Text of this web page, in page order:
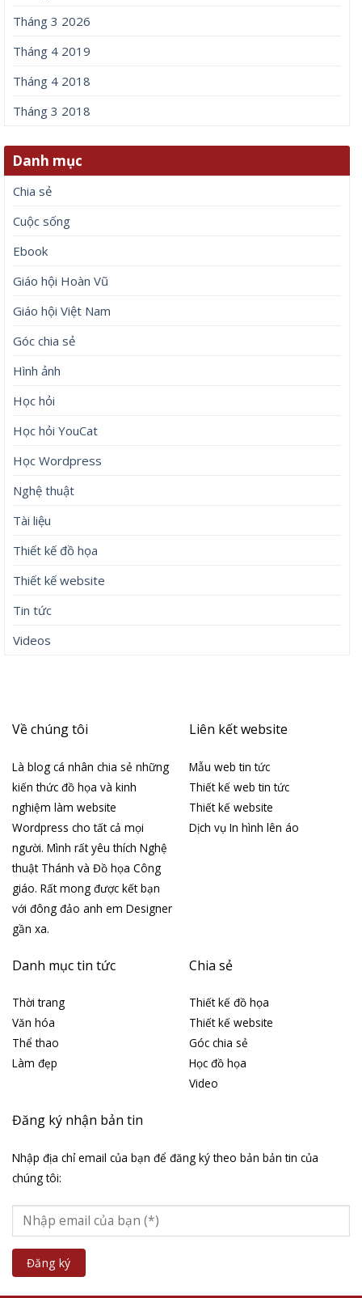
Tháng 3 2026
Tháng 4 2019
Tháng 4 2018
Tháng 3 2018
Danh mục
Chia sẻ
Cuộc sống
Ebook
Giáo hội Hoàn Vũ
Giáo hội Việt Nam
Góc chia sẻ
Hình ảnh
Học hỏi
Học hỏi YouCat
Học Wordpress
Nghệ thuật
Tài liệu
Thiết kế đồ họa
Thiết kế website
Tin tức
Videos
Về chúng tôi
Là blog cá nhân chia sẻ những
kiến thức đồ họa và kinh
nghiệm làm website
Wordpress cho tất cả mọi
người. Mình rất yêu thích Nghệ
thuật Thánh và Đồ họa Công
giáo. Rất mong được kết bạn
với đông đảo anh em Designer
gần xa.
Liên kết website
Mẫu web tin tức
Thiết kế web tin tức
Thiết kế website
Dịch vụ In hình lên áo
Danh mục tin tức
Thời trang
Văn hóa
Thể thao
Làm đẹp
Chia sẻ
Thiết kế đồ họa
Thiết kế website
Góc chia sẻ
Học đồ họa
Video
Đăng ký nhận bản tin
Nhập địa chỉ email của bạn để đăng ký theo bản bản tin của
chúng tôi: